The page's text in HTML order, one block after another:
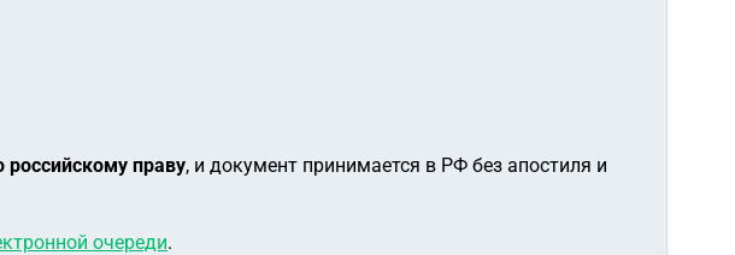
российскому праву, и документ принимается в РФ без апостиля и
очереди.